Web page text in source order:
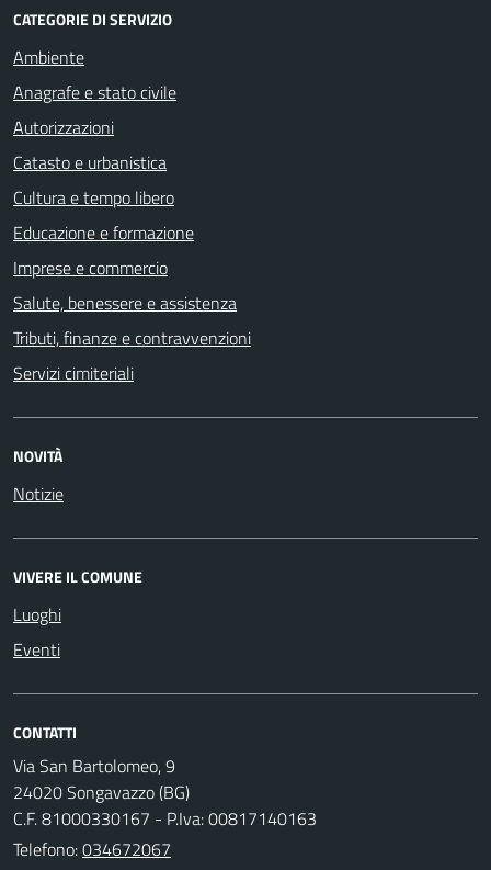
CATEGORIE DI SERVIZIO
Ambiente
Anagrafe e stato civile
Autorizzazioni
Catasto e urbanistica
Cultura e tempo libero
Educazione e formazione
Imprese e commercio
Salute, benessere e assistenza
Tributi, finanze e contravvenzioni
Servizi cimiteriali
NOVITÀ
Notizie
VIVERE IL COMUNE
Luoghi
Eventi
CONTATTI
Via San Bartolomeo, 9
24020 Songavazzo (BG)
C.F. 81000330167 - P.Iva: 00817140163
Telefono:034672067